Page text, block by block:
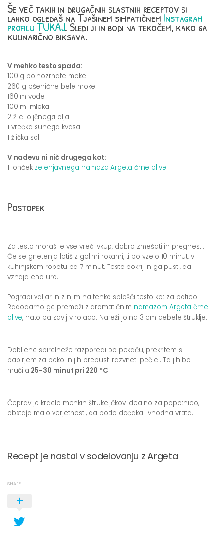
Še več takih in drugačnih slastnih receptov si
lahko ogledaš na Tjašinem simpatičnemInstagram
profilu TUKAJ. Sledi ji in bodi na tekočem, kako ga
kulinarično biksava.
V mehko testo spada:
100 g polnozrnate moke
260 g pšenične bele moke
160 m vode
100 ml mleka
2 žlici oljčnega olja
1 vrečka suhega kvasa
1 žlička soli
V nadevu ni nič drugega kot:
1 lonček zelenjavnega namaza Argeta črne olive
Postopek
Za testo moraš le vse vreči vkup, dobro zmešati in pregnesti.
Če se gnetenja lotiš z golimi rokami, ti bo vzelo 10 minut, v
kuhinjskem robotu pa 7 minut. Testo pokrij in ga pusti, da
vzhaja eno uro.
Pograbi valjar in z njim na tenko splošči testo kot za potico.
Radodarno ga premaži z aromatičnim namazom Argeta črne
olive, nato pa zavij v rolado. Nareži jo na 3 cm debele štruklje.
Dobljene spiralneže razporedi po pekaču, prekritem s
papirjem za peko in jih prepusti razvneti pečici. Ta jih bo
mučila 25-30 minut pri 220 ºC.
Čeprav je krdelo mehkih štrukeljčkov idealno za popotnico,
obstaja malo verjetnosti, da bodo dočakali vhodna vrata.
Recept je nastal v sodelovanju z Argeta
SHARE